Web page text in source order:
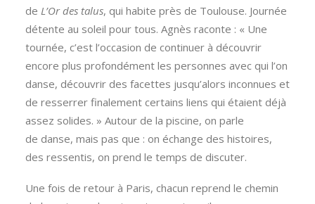
de L’Or des talus, qui habite près de Toulouse. Journée
détente au soleil pour tous. Agnès raconte : « Une
tournée, c’est l’occasion de continuer à découvrir
encore plus profondément les personnes avec qui l’on
danse, découvrir des facettes jusqu’alors inconnues et
de resserrer finalement certains liens qui étaient déjà
assez solides. » Autour de la piscine, on parle
de danse, mais pas que : on échange des histoires,
des ressentis, on prend le temps de discuter.
Une fois de retour à Paris, chacun reprend le chemin